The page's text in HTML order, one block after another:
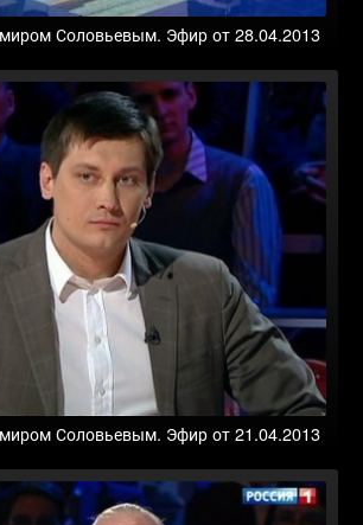
Соловьевым. Эфир от 28.04.2013
Соловьевым. Эфир от 21.04.2013